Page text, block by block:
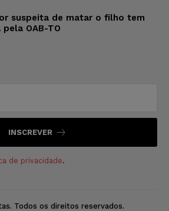
suspeita de matar o filho tem
OAB-TO
INSCREVER
de privacidade.
Todos os direitos reservados.